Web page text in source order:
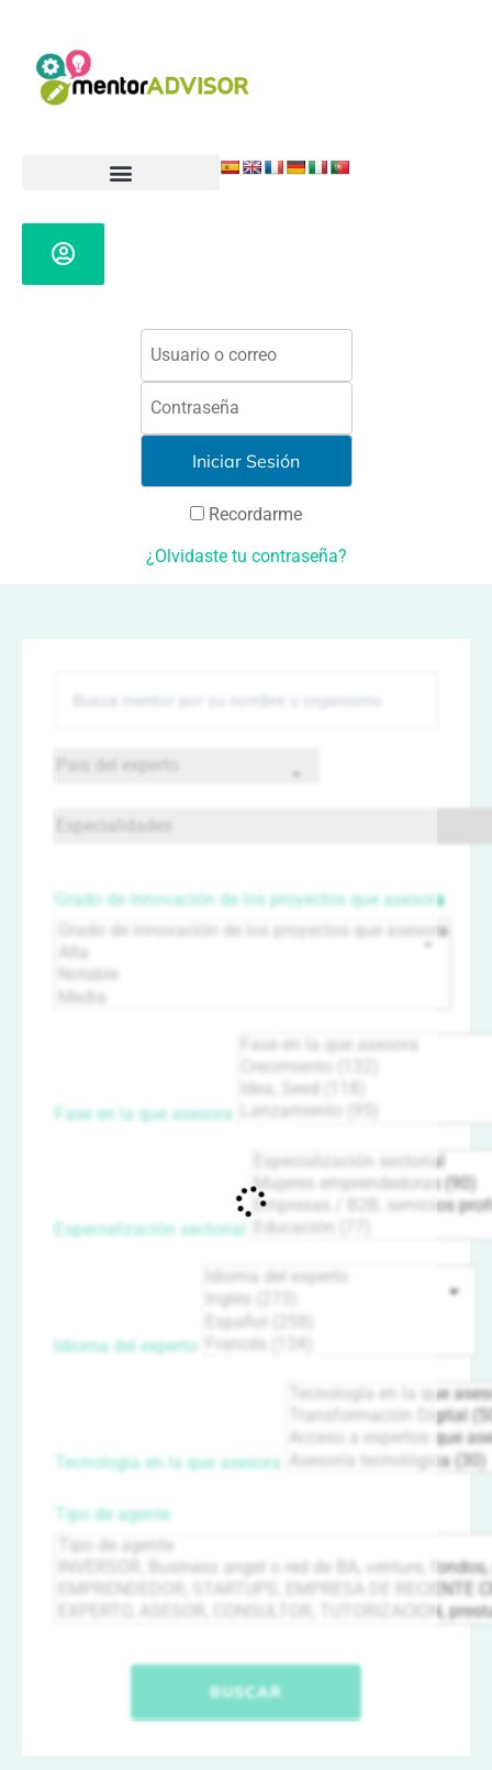
Recordarme
¿Olvidaste tu contraseña?
Grado de innovación de los proyectos que asesora
Fase en la que asesora
Especialización sectorial
Idioma del experto
Tecnología en la que asesora
Tipo de agente
BUSCAR